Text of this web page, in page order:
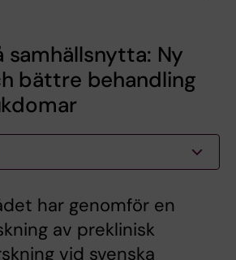
samhällsnytta: Ny
bättre behandling
har genomför en
av preklinisk
vid svenska